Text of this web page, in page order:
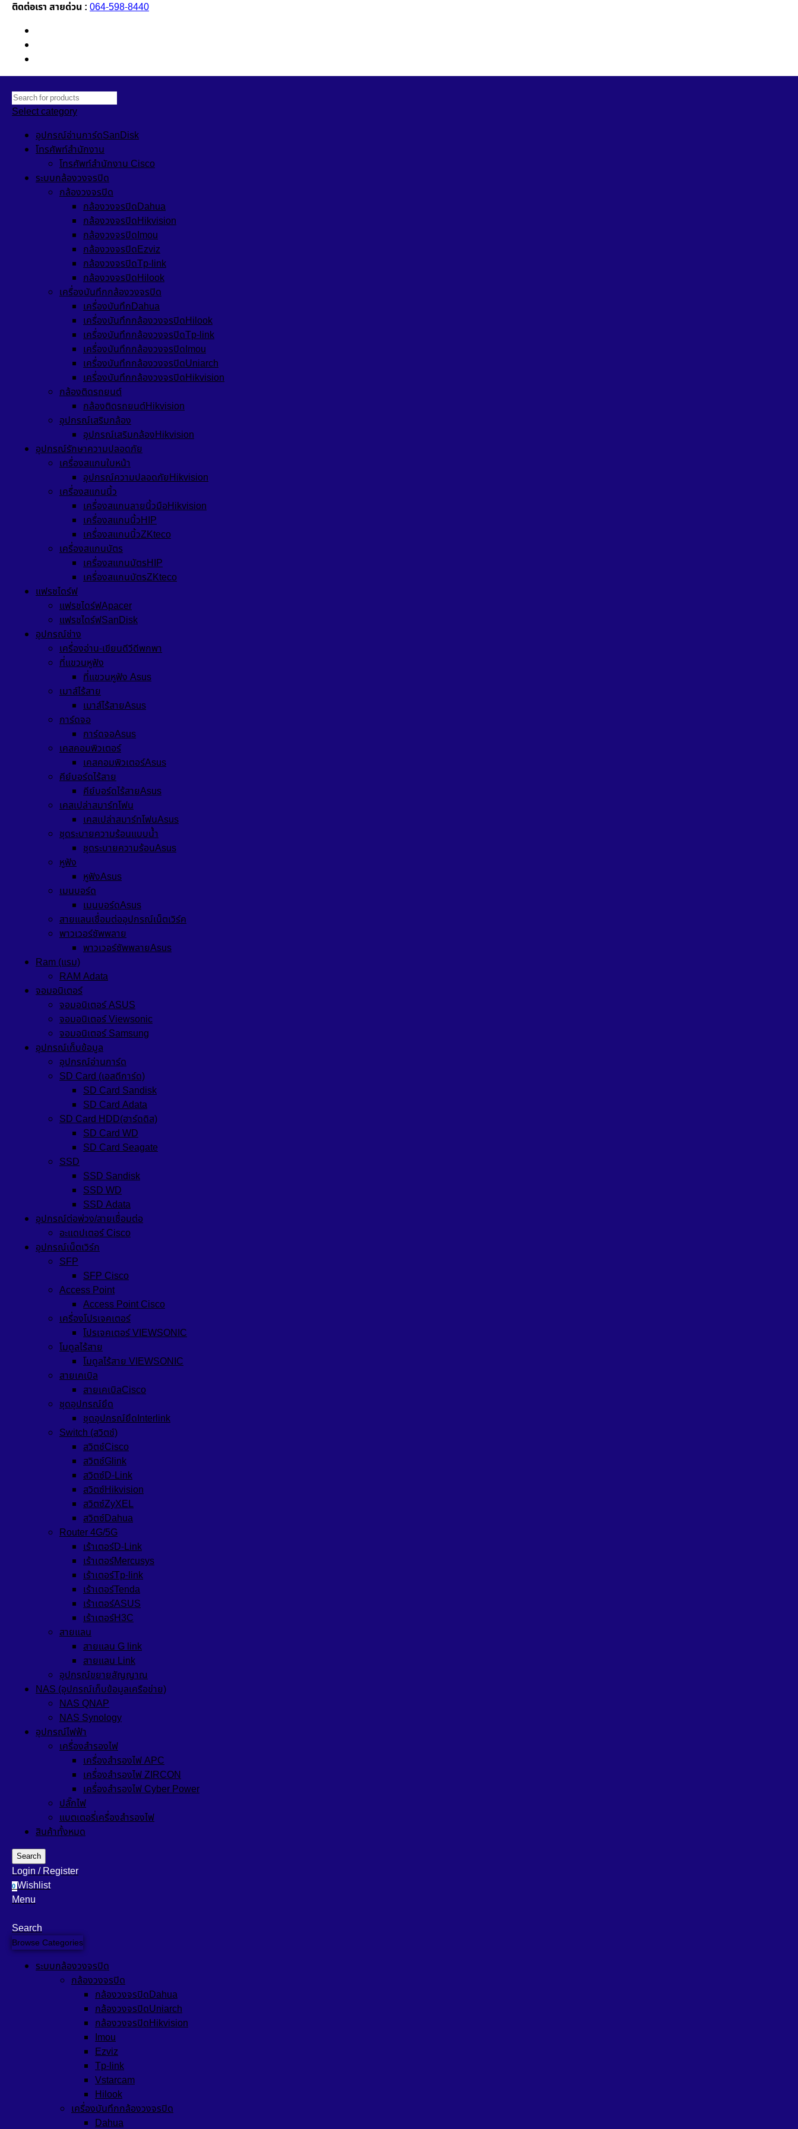
ติดต่อเรา สายด่วน : 064-598-8440
Select category
อุปกรณ์อ่านการ์ดSanDisk
โทรศัพท์สำนักงาน
โทรศัพท์สำนักงาน Cisco
ระบบกล้องวงจรปิด
กล้องวงจรปิด
กล้องวงจรปิดDahua
กล้องวงจรปิดHikvision
กล้องวงจรปิดImou
กล้องวงจรปิดEzviz
กล้องวงจรปิดTp-link
กล้องวงจรปิดHilook
เครื่องบันทึกกล้องวงจรปิด
เครื่องบันทึกDahua
เครื่องบันทึกกล้องวงจรปิดHilook
เครื่องบันทึกกล้องวงจรปิดTp-link
เครื่องบันทึกกล้องวงจรปิดImou
เครื่องบันทึกกล้องวงจรปิดUniarch
เครื่องบันทึกกล้องวงจรปิดHikvision
กล้องติดรถยนต์
กล้องติดรถยนต์Hikvision
อุปกรณ์เสริมกล้อง
อุปกรณ์เสริมกล้องHikvision
อุปกรณ์รักษาความปลอดภัย
เครื่องสแกนใบหน้า
อุปกรณ์ความปลอดภัยHikvision
เครื่องสแกนนิ้ว
เครื่องสแกนลายนิ้วมือHikvision
เครื่องสแกนนิ้วHIP
เครื่องสแกนนิ้วZKteco
เครื่องสแกนบัตร
เครื่องสแกนบัตรHIP
เครื่องสแกนบัตรZKteco
แฟรชไดร์ฟ
แฟรชไดร์ฟApacer
แฟรชไดร์ฟSanDisk
อุปกรณ์ช่าง
เครื่องอ่าน-เขียนดีวีดีพกพา
ที่แขวนหูฟัง
ที่แขวนหูฟัง Asus
เมาส์ไร้สาย
เมาส์ไร้สายAsus
การ์ดจอ
การ์ดจอAsus
เคสคอมพิวเตอร์
เคสคอมพิวเตอร์Asus
คีย์บอร์ดไร้สาย
คีย์บอร์ดไร้สายAsus
เคสเปล่าสมาร์ทโฟน
เคสเปล่าสมาร์ทโฟนAsus
ชุดระบายความร้อนแบบน้ำ
ชุดระบายความร้อนAsus
หูฟัง
หูฟังAsus
เมนบอร์ด
เมนบอร์ดAsus
สายแลนเชื่อมต่ออุปกรณ์เน็ตเวิร์ค
พาวเวอร์ซัพพลาย
พาวเวอร์ซัพพลายAsus
Ram (แรม)
RAM Adata
จอมอนิเตอร์
จอมอนิเตอร์ ASUS
จอมอนิเตอร์ Viewsonic
จอมอนิเตอร์ Samsung
อุปกรณ์เก็บข้อมูล
อุปกรณ์อ่านการ์ด
SD Card (เอสดีการ์ด)
SD Card Sandisk
SD Card Adata
SD Card HDD(ฮาร์ดดิส)
SD Card WD
SD Card Seagate
SSD
SSD Sandisk
SSD WD
SSD Adata
อุปกรณ์ต่อพ่วง/สายเชื่อมต่อ
อะแดปเตอร์ Cisco
อุปกรณ์เน็ตเวิร์ก
SFP
SFP Cisco
Access Point
Access Point Cisco
เครื่องโปรเจคเตอร์
โปรเจคเตอร์ VIEWSONIC
โมดูลไร้สาย
โมดูลไร้สาย VIEWSONIC
สายเคเบิล
สายเคเบิลCisco
ชุดอุปกรณ์ยึด
ชุดอุปกรณ์ยึดInterlink
Switch (สวิตช์)
สวิตช์Cisco
สวิตช์Glink
สวิตซ์D-Link
สวิตซ์Hikvision
สวิตซ์ZyXEL
สวิตซ์Dahua
Router 4G/5G
เร้าเตอร์D-Link
เร้าเตอร์Mercusys
เร้าเตอร์Tp-link
เร้าเตอร์Tenda
เร้าเตอร์ASUS
เร้าเตอร์H3C
สายแลน
สายแลน G link
สายแลน Link
อุปกรณ์ขยายสัญญาณ
NAS (อุปกรณ์เก็บข้อมูลเครือข่าย)
NAS QNAP
NAS Synology
อุปกรณ์ไฟฟ้า
เครื่องสำรองไฟ
เครื่องสำรองไฟ APC
เครื่องสำรองไฟ ZIRCON
เครื่องสำรองไฟ Cyber Power
ปลั๊กไฟ
แบตเตอรี่เครื่องสำรองไฟ
สินค้าทั้งหมด
Search
Login / Register
0Wishlist
Menu
Search
Browse Categories
ระบบกล้องวงจรปิด
กล้องวงจรปิด
กล้องวงจรปิดDahua
กล้องวงจรปิดUniarch
กล้องวงจรปิดHikvision
Imou
Ezviz
Tp-link
Vstarcam
Hilook
เครื่องบันทึกกล้องวงจรปิด
Dahua